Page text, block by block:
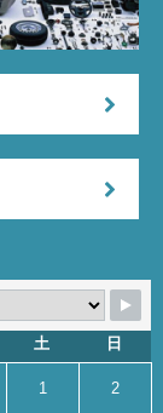
土 日
1 2